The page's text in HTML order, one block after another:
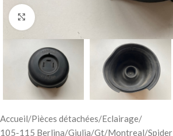
Cliquez pour agrandir
Accueil/Pièces détachées/Eclairage/
105-115 Berlina/Giulia/Gt/Montreal/Spider